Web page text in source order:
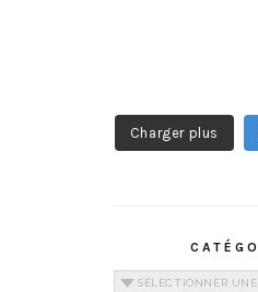
Charger plus
Catégories